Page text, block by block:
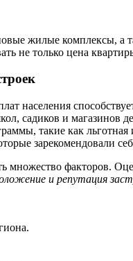
жилые комплексы,
не только цена
населения
садиков и магазинов
такие как
зарекомендовали
множество факторов.
и репутация